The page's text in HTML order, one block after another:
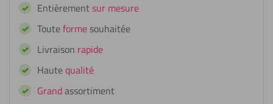
HPL
RAL
vert
de
(25
Entièrementsur mesure
Touteforme souhaitée
Livraison rapide
Hautequalité
Grandassortiment